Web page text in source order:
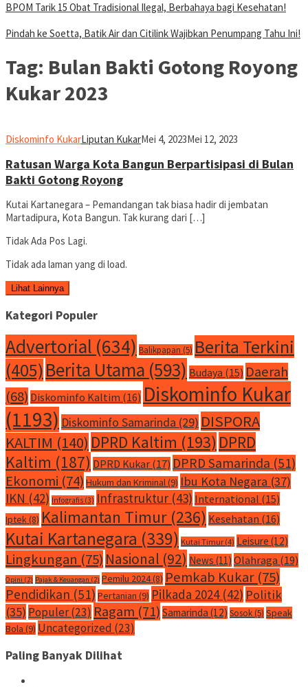
BPOM Tarik 15 Obat Tradisional Ilegal, Berbahaya bagi Kesehatan!
Pindah ke Soetta, Batik Air dan Citilink Wajibkan Penumpang Tahu Ini!
Tag: Bulan Bakti Gotong Royong
Kukar 2023
Diskominfo KukarLiputan KukarMei 4, 2023Mei 12, 2023
Ratusan Warga Kota Bangun Berpartisipasi di Bulan
Bakti Gotong Royong
Kutai Kartanegara – Pemandangan tak biasa hadir di jembatan
Martadipura, Kota Bangun. Tak kurang dari […]
Tidak Ada Pos Lagi.
Tidak ada laman yang di load.
Lihat Lainnya
Kategori Populer
Advertorial (634) Balikpapan (5) Berita Terkini
(405)Berita Utama (593) Budaya (15) Daerah
(68) Diskominfo Kaltim (16) Diskominfo Kukar
(1193) Diskominfo Samarinda (29) DISPORA
KALTIM (140) DPRD Kaltim (193) DPRD
Kaltim (187) DPRD Kukar (17) DPRD Samarinda (51)
Ekonomi (74) Hukum dan Kriminal(9) Ibu Kota Negara (37)
IKN (42) Infografis (3) Infrastruktur (43) International (15)
Iptek(8) Kalimantan Timur (236) Kesehatan (16)
Kutai Kartanegara (339) Kutai Timur (4) Leisure (12)
Lingkungan (75) Nasional (92) News (11) Olahraga (19)
Opini (2) Pajak & Keuangan (2) Pemilu 2024(8) Pemkab Kukar (75)
Pendidikan (51) Pertanian (9) Pilkada 2024(42) Politik
(35) Populer(23) Ragam (71) Samarinda (12) Sosok(5) Speak
Bola (9) Uncategorized (23)
Paling Banyak Dilihat